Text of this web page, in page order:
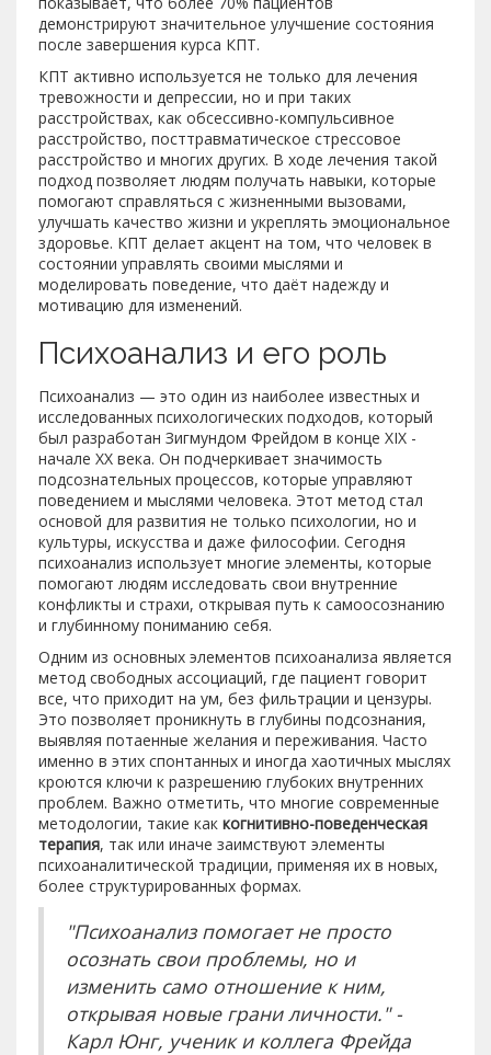
демонстрируют значительное улучшение состояния
после завершения курса КПТ.
КПТ активно используется не только для лечения
тревожности и депрессии, но и при таких
расстройствах, как обсессивно-компульсивное
расстройство, посттравматическое стрессовое
расстройство и многих других. В ходе лечения такой
подход позволяет людям получать навыки, которые
помогают справляться с жизненными вызовами,
улучшать качество жизни и укреплять эмоциональное
здоровье. КПТ делает акцент на том, что человек в
состоянии управлять своими мыслями и
моделировать поведение, что даёт надежду и
мотивацию для изменений.
Психоанализ и его роль
Психоанализ — это один из наиболее известных и
исследованных психологических подходов, который
был разработан Зигмундом Фрейдом в конце XIX -
начале XX века. Он подчеркивает значимость
подсознательных процессов, которые управляют
поведением и мыслями человека. Этот метод стал
основой для развития не только психологии, но и
культуры, искусства и даже философии. Сегодня
психоанализ использует многие элементы, которые
помогают людям исследовать свои внутренние
конфликты и страхи, открывая путь к самоосознанию
и глубинному пониманию себя.
Одним из основных элементов психоанализа является
метод свободных ассоциаций, где пациент говорит
все, что приходит на ум, без фильтрации и цензуры.
Это позволяет проникнуть в глубины подсознания,
выявляя потаенные желания и переживания. Часто
именно в этих спонтанных и иногда хаотичных мыслях
кроются ключи к разрешению глубоких внутренних
проблем. Важно отметить, что многие современные
методологии, такие как когнитивно-поведенческая
терапия, так или иначе заимствуют элементы
психоаналитической традиции, применяя их в новых,
более структурированных формах.
"Психоанализ помогает не просто
осознать свои проблемы, но и
изменить само отношение к ним,
открывая новые грани личности." -
Карл Юнг, ученик и коллега Фрейда